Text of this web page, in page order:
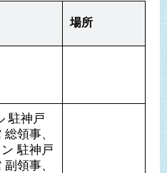
場所
駐神戸
領事、
駐神戸
領事、